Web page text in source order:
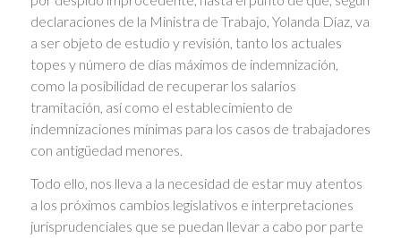
declaraciones de la Ministra de Trabajo, Yolanda Díaz, va
a ser objeto de estudio y revisión, tanto los actuales
topes y número de días máximos de indemnización,
como la posibilidad de recuperar los salarios
tramitación, así como el establecimiento de
indemnizaciones mínimas para los casos de trabajadores
con antigüedad menores.
Todo ello, nos lleva a la necesidad de estar muy atentos
a los próximos cambios legislativos e interpretaciones
jurisprudenciales que se puedan llevar a cabo por parte